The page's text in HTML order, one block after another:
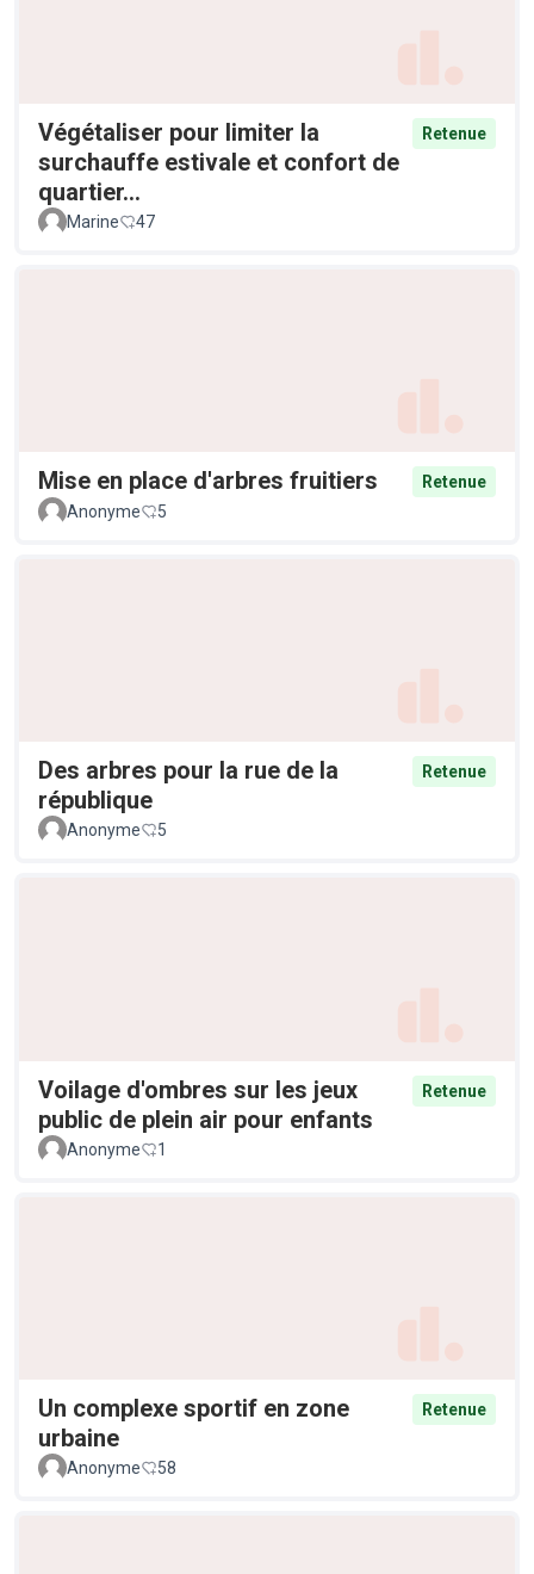
Végétaliser pour limiter la
surchauffe estivale et confort de
quartier...
Retenue
Marine 47
Mise en place d'arbres fruitiers
Retenue
Anonyme
5
Des arbres pour la rue de la
république
Retenue
Anonyme 5
Voilage d'ombres sur les jeux
public de plein air pour enfants
Retenue
Anonyme 1
Un complexe sportif en zone
urbaine
Retenue
Anonyme 58